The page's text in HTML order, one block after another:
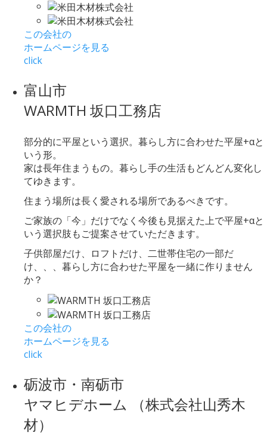
この会社の
ホームページを見る
click
富山市
WARMTH 坂口工務店
部分的に平屋という選択。暮らし方に合わせた平屋+αと
いう形。
家は長年住まうもの。暮らし手の生活もどんどん変化し
てゆきます。
住まう場所は長く愛される場所であるべきです。
ご家族の「今」だけでなく今後も見据えた上で平屋+αと
いう選択肢もご提案させていただきます。
子供部屋だけ、ロフトだけ、二世帯住宅の一部だ
け、、、暮らし方に合わせた平屋を一緒に作りません
か？
この会社の
ホームページを見る
click
砺波市・南砺市
ヤマヒデホーム （株式会社山秀木
材）